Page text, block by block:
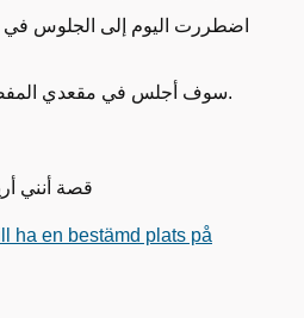
اضطررت اليوم إلى الجلوس في
سوف أجلس في مقعدي المفضل عندما يكون متاحًا.
قصة أنني
ha en bestämd plats på